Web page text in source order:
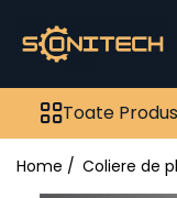
Toate Produsele
FOTOVOLTAICE
ATS /
Toate
Home / Coliere de